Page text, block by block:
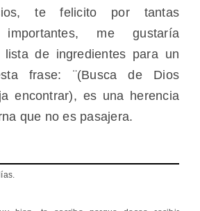
te felicito por tantas
importantes, me gustaría
de ingredientes para un
frase: ¨(Busca de Dios
encontrar), es una herencia
que no es pasajera.